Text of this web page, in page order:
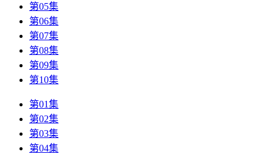
第05集
第06集
第07集
第08集
第09集
第10集
第01集
第02集
第03集
第04集